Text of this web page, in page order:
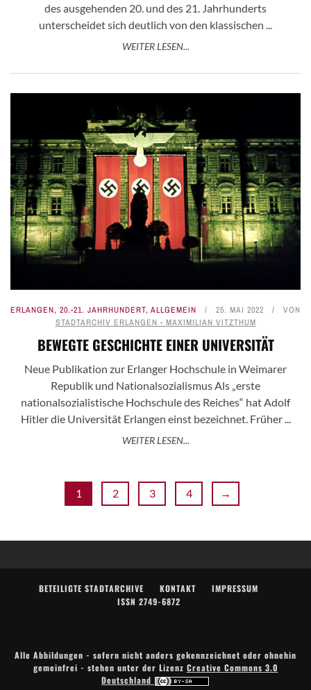
des ausgehenden 20. und des 21. Jahrhunderts
unterscheidet sich deutlich von den klassischen ...
WEITER LESEN...
ERLANGEN, 20.-21. JAHRHUNDERT, ALLGEMEIN 25. MAI 2022
VON
STADTARCHIV ERLANGEN - MAXIMILIAN VITZTHUM
BEWEGTE GESCHICHTE EINER UNIVERSITÄT
Neue Publikation zur Erlanger Hochschule in Weimarer
Republik und Nationalsozialismus Als „erste
nationalsozialistische Hochschule des Reiches“ hat Adolf
Hitler die Universität Erlangen einst bezeichnet. Früher ...
WEITER LESEN...
1 2 3 4 →
BETEILIGTE STADTARCHIVE KONTAKT
IMPRESSUM
ISSN 2749-6872
Alle Abbildungen - sofern nicht anders gekennzeichnet oder ohnehin
gemeinfrei - stehen unter der Lizenz Creative Commons 3.0
Deutschland